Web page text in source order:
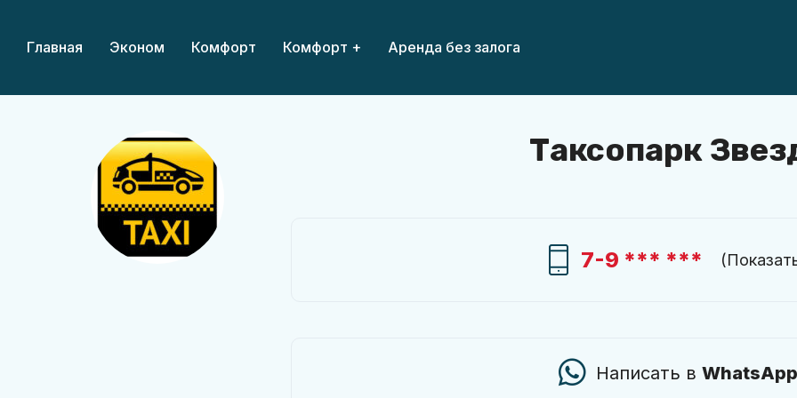
Главная Эконом Комфорт Комфорт + Аренда без залога
Таксопарк
7-9 *** *** (
Написать в WhatsApp